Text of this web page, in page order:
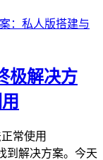
极解决方
常使用
到解决方案。今天